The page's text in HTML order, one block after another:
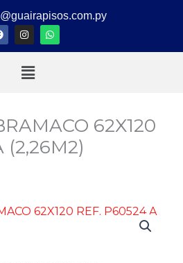
I
n
s
a
g
W
h
a
Menú
62X120
(2,26M2)